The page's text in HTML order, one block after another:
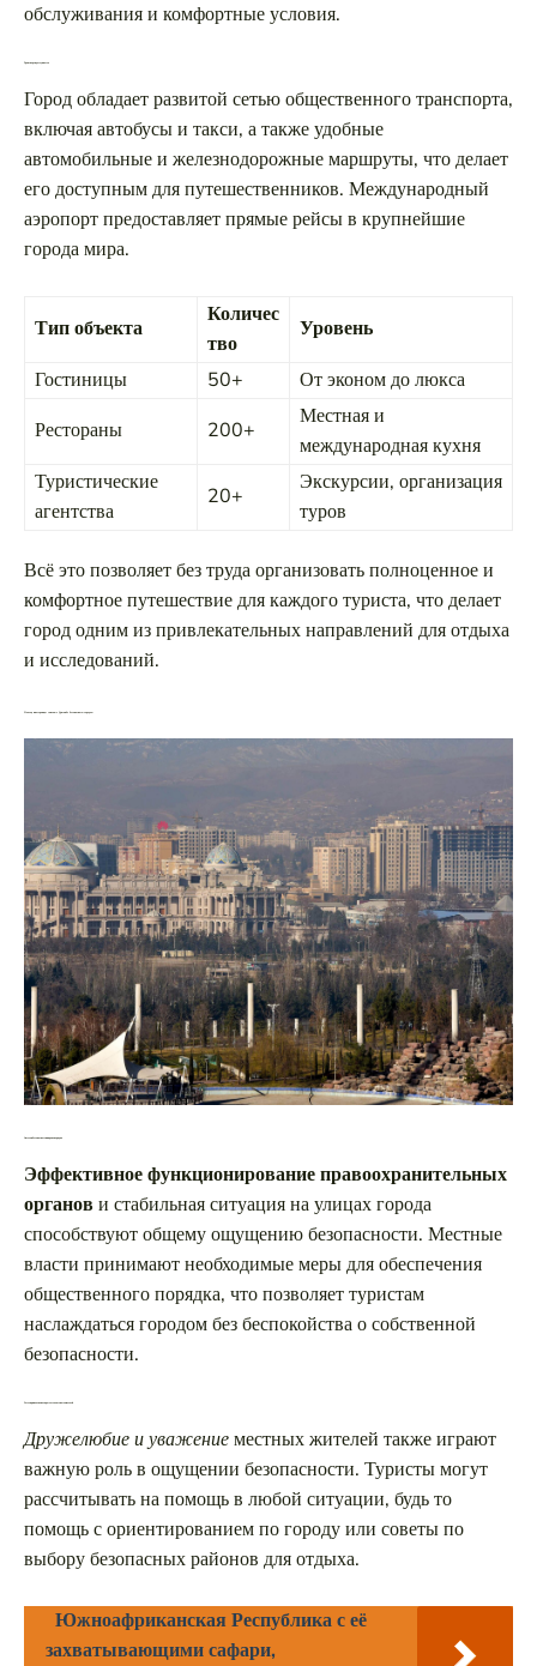
обслуживания и комфортные условия.
Транспорт и доступность
Город обладает развитой сетью общественного транспорта,
включая автобусы и такси, а также удобные
автомобильные и железнодорожные маршруты, что делает
его доступным для путешественников. Международный
аэропорт предоставляет прямые рейсы в крупнейшие
города мира.
Тип объекта
Количес
тво
Уровень
Гостиницы
50+
От эконом до люкса
Рестораны
200+
Местная и
международная кухня
Туристические
агентства
20+
Экскурсии, организация
туров
Всё это позволяет без труда организовать полноценное и
комфортное путешествие для каждого туриста, что делает
город одним из привлекательных направлений для отдыха
и исследований.
Почему иностранцы считают Душанбе безопасным городом
Система безопасности и правопорядка
Эффективное функционирование правоохранительных
органов и стабильная ситуация на улицах города
способствуют общему ощущению безопасности. Местные
власти принимают необходимые меры для обеспечения
общественного порядка, что позволяет туристам
наслаждаться городом без беспокойства о собственной
безопасности.
Гостеприимство и открытость местных жителей
Дружелюбие и уважениеместных жителей также играют
важную роль в ощущении безопасности. Туристы могут
рассчитывать на помощь в любой ситуации, будь то
помощь с ориентированием по городу или советы по
выбору безопасных районов для отдыха.
Южноафриканская Республика с её
захватывающими сафари,